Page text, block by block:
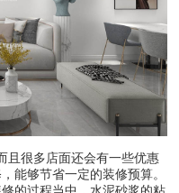
且很多店面还会有一些优惠
能够节省一定的装修预算。